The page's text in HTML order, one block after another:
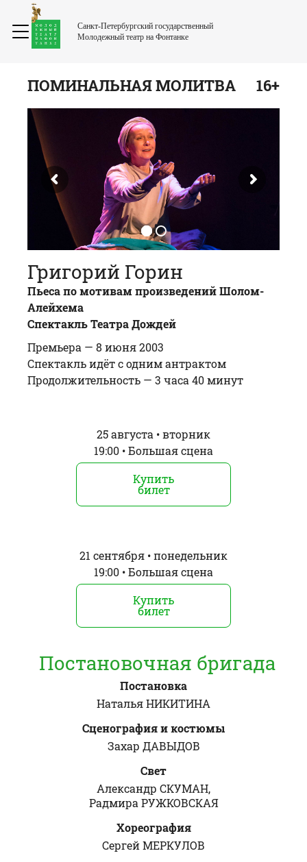
Санкт-Петербургский государственный
Молодежный театр на Фонтанке
ПОМИНАЛЬНАЯ МОЛИТВА 16+
Григорий Горин
Пьеса по мотивам произведений Шолом-
Алейхема
Спектакль Театра Дождей
Премьера — 8 июня 2003
Спектакль идёт с одним антрактом
Продолжительность — 3 часа 40 минут
25 августа • вторник
19:00 • Большая сцена
Купить
билет
21 сентября • понедельник
19:00 • Большая сцена
Купить
билет
Постановочная бригада
Постановка
Наталья НИКИТИНА
Сценография и костюмы
Захар ДАВЫДОВ
Свет
Александр СКУМАН,
Радмира РУЖКОВСКАЯ
Хореография
Сергей МЕРКУЛОВ